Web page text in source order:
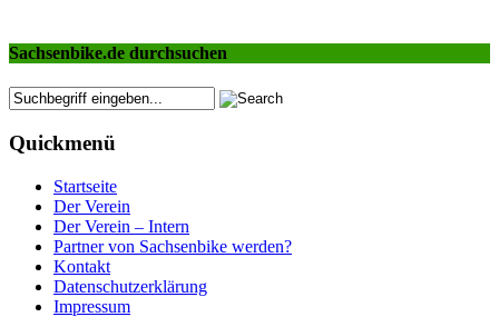
Sachsenbike.de durchsuchen
Quickmenü
Startseite
Der Verein
Der Verein – Intern
Partner von Sachsenbike werden?
Kontakt
Datenschutzerklärung
Impressum